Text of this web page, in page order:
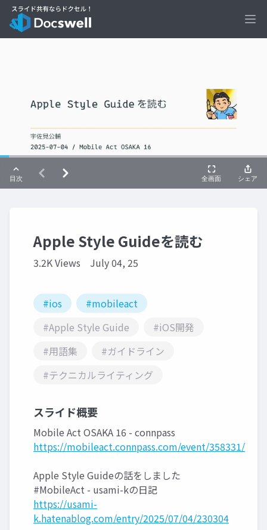
Apple Style Guideを読む
3.2K Views July 04, 25
#ios
#mobileact
#Apple Style Guide
#iOS開発
#用語集
#ガイドライン
#テクニカルライティング
スライド概要
Mobile Act OSAKA 16 - connpass
https://mobileact.connpass.com/event/358331/
Apple Style Guideの話をしました
#MobileAct - usami-kの日記
https://usami-
k.hatenablog.com/entry/2025/07/04/230304